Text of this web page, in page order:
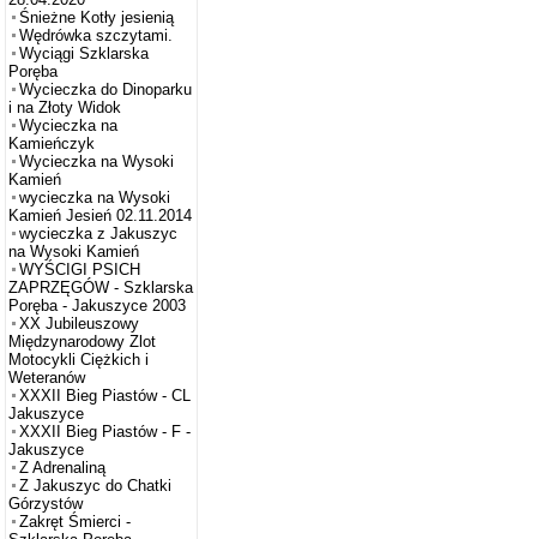
Śnieżne Kotły jesienią
Wędrówka szczytami.
Wyciągi Szklarska
Poręba
Wycieczka do Dinoparku
i na Złoty Widok
Wycieczka na
Kamieńczyk
Wycieczka na Wysoki
Kamień
wycieczka na Wysoki
Kamień Jesień 02.11.2014
wycieczka z Jakuszyc
na Wysoki Kamień
WYŚCIGI PSICH
ZAPRZĘGÓW - Szklarska
Poręba - Jakuszyce 2003
XX Jubileuszowy
Międzynarodowy Zlot
Motocykli Ciężkich i
Weteranów
XXXII Bieg Piastów - CL
Jakuszyce
XXXII Bieg Piastów - F -
Jakuszyce
Z Adrenaliną
Z Jakuszyc do Chatki
Górzystów
Zakręt Śmierci -